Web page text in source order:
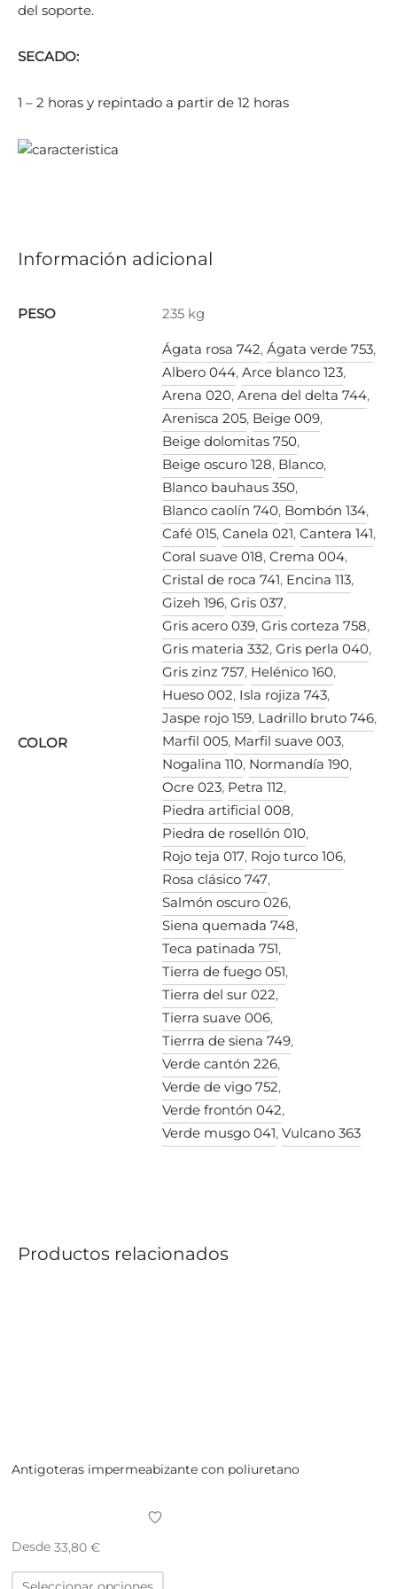
del soporte.
SECADO:
1 – 2 horas y repintado a partir de 12 horas
Información adicional
PESO 235 kg
COLOR
Ágata rosa 742, Ágata verde 753,
Albero 044, Arce blanco 123,
Arena 020, Arena del delta 744,
Arenisca 205, Beige 009,
Beige dolomitas 750,
Beige oscuro 128, Blanco,
Blanco bauhaus 350,
Blanco caolín 740, Bombón 134,
Café 015, Canela 021, Cantera 141,
Coral suave 018, Crema 004,
Cristal de roca 741, Encina 113,
Gizeh 196, Gris 037,
Gris acero 039, Gris corteza 758,
Gris materia 332, Gris perla 040,
Gris zinz 757, Helénico 160,
Hueso 002, Isla rojiza 743,
Jaspe rojo 159, Ladrillo bruto 746,
Marfil 005, Marfil suave 003,
Nogalina 110, Normandía 190,
Ocre 023, Petra 112,
Piedra artificial 008,
Piedra de rosellón 010,
Rojo teja 017, Rojo turco 106,
Rosa clásico 747,
Salmón oscuro 026,
Siena quemada 748,
Teca patinada 751,
Tierra de fuego 051,
Tierra del sur 022,
Tierra suave 006,
Tierrra de siena 749,
Verde cantón 226,
Verde de vigo 752,
Verde frontón 042,
Verde musgo 041, Vulcano 363
Productos relacionados
Antigoteras impermeabizante con poliuretano
Desde 33,80 €
Este